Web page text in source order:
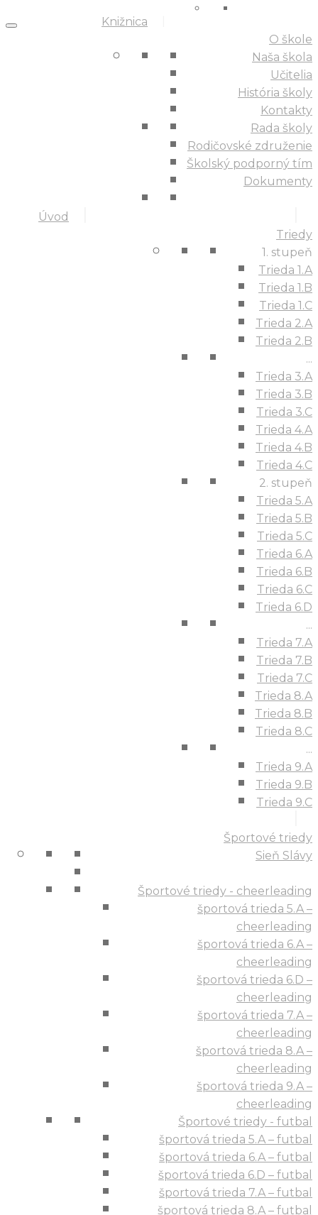
Knižnica
Úvod
O škole
Naša škola
Učitelia
História školy
Kontakty
Rada školy
Rodičovské združenie
Školský podporný tím
Dokumenty
Triedy
1. stupeň
Trieda 1.A
Trieda 1.B
Trieda 1.C
Trieda 2.A
Trieda 2.B
...
Trieda 3.A
Trieda 3.B
Trieda 3.C
Trieda 4.A
Trieda 4.B
Trieda 4.C
2. stupeň
Trieda 5.A
Trieda 5.B
Trieda 5.C
Trieda 6.A
Trieda 6.B
Trieda 6.C
Trieda 6.D
...
Trieda 7.A
Trieda 7.B
Trieda 7.C
Trieda 8.A
Trieda 8.B
Trieda 8.C
...
Trieda 9.A
Trieda 9.B
Trieda 9.C
Športové triedy
Sieň Slávy
Športové triedy - cheerleading
športová trieda 5.A –
cheerleading
športová trieda 6.A –
cheerleading
športová trieda 6.D –
cheerleading
športová trieda 7.A –
cheerleading
športová trieda 8.A –
cheerleading
športová trieda 9.A –
cheerleading
Športové triedy - futbal
športová trieda 5.A – futbal
športová trieda 6.A – futbal
športová trieda 6.D – futbal
športová trieda 7.A – futbal
športová trieda 8.A – futbal